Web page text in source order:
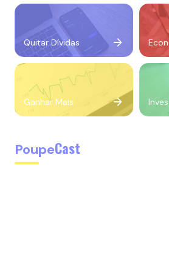
Quitar Dívidas
Ganhar Mais
PoupeCast